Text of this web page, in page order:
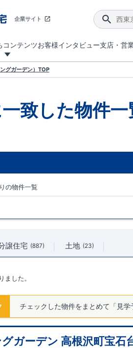
企業サイト
コンテンツお客様インタビュー支店・営
グガーデン）TOP
致した物件一
の物件一覧
譲住宅 887 土地 23
ました。
チェックした物件をまとめて「見学
ガーデン 高根沢町宝石